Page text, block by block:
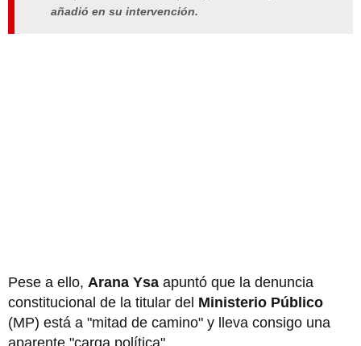
añadió en su intervención.
Pese a ello, Arana Ysa apuntó que la denuncia
constitucional de la titular del Ministerio Público
(MP) está a "mitad de camino" y lleva consigo una
aparente "carga política".